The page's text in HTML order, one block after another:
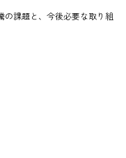
の課題と、今後必要な取り組